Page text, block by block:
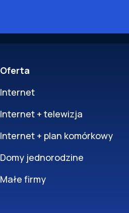
Oferta
Internet
Internet + telewizja
Internet + plan komórkowy
Domy jednorodzine
Małe firmy